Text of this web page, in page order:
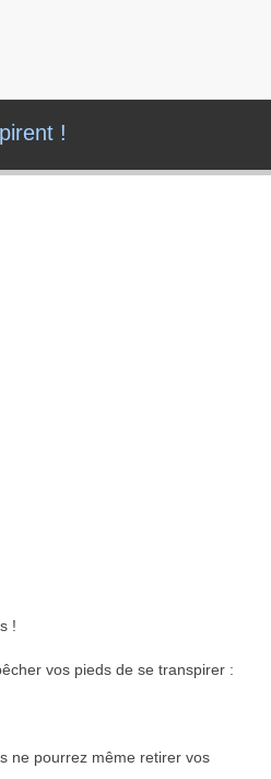
!
!
vos pieds de se transpirer :
ne pourrez même retirer vos